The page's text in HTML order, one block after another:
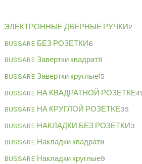
ЭЛЕКТРОННЫЕ ДВЕРНЫЕ РУЧКИ2
BUSSARE БЕЗ РОЗЕТКИ6
BUSSARE Завертки квадрат11
BUSSARE Завертки круглые15
BUSSARE НА КВАДРАТНОЙ РОЗЕТКЕ41
BUSSARE НА КРУГЛОЙ РОЗЕТКЕ35
BUSSARE НАКЛАДКИ БЕЗ РОЗЕТКИ3
BUSSARE Накладки квадрат8
BUSSARE Накладки круглые9